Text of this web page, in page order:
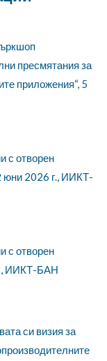
пресмятания за
приложения“, 5
с отворен
юни 2026 г., ИИКТ-
с отворен
ИИКТ-БАН
си визия за